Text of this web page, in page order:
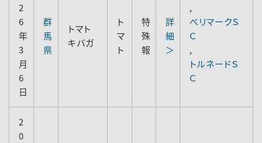
2
6
年
3
月
6
日
群
馬
県
トマト
キバガ
ト
マ
ト
特
殊
報
詳
細
＞
,
べリマークＳ
Ｃ
,
トルネードＳ
Ｃ
2
0